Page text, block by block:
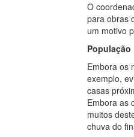
O
para obras
um motivo
População
Embora os
exemplo,
casas
Embora as
muitos
chuva do